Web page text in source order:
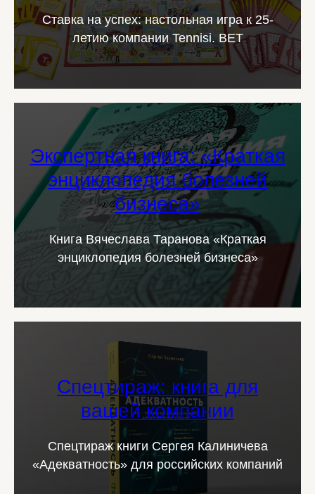
Ставка на успех: настольная игра к 25-
летию компании Tennisi. BET
Экспертная книга: «Краткая
энциклопедия болезней
бизнеса»
Книга Вячеслава Таранова «Краткая
энциклопедия болезней бизнеса»
Спецтираж: книга для
вашей компании
Спецтираж книги Сергея Калиничева
«Адекватность» для российских компаний